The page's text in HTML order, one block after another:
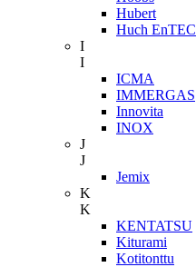
Hubert
Huch EnTEC
I
I
ICMA
IMMERGAS
Innovita
INOX
J
J
Jemix
K
K
KENTATSU
Kiturami
Kotitonttu